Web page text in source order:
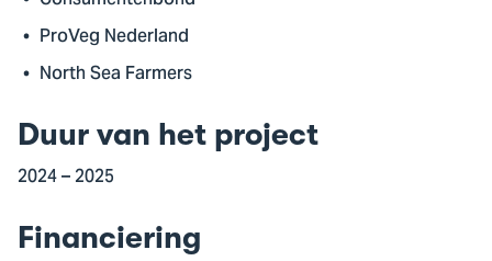
ProVeg Nederland
North Sea Farmers
Duur van het project
2024 – 2025
Financiering